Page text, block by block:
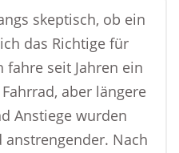
skeptisch, ob ein
das Richtige für
fahre seit Jahren ein
aber längere
Anstiege wurden
anstrengender. Nach